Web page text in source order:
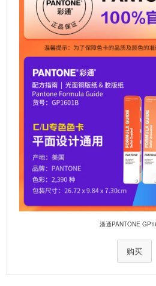
潘通PANTONE
购买